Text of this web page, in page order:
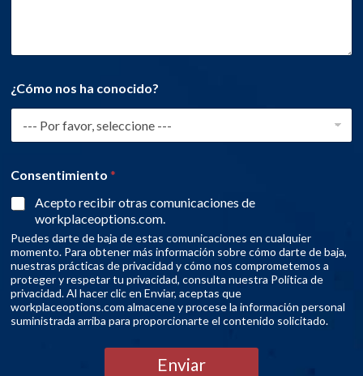
¿Cómo nos ha conocido?
Consentimiento *
Acepto recibir otras comunicaciones de
workplaceoptions.com.
Puedes darte de baja de estas comunicaciones en cualquier
momento. Para obtener más información sobre cómo darte de baja,
nuestras prácticas de privacidad y cómo nos comprometemos a
proteger y respetar tu privacidad, consulta nuestra Política de
privacidad. Al hacer clic en Enviar, aceptas que
workplaceoptions.com almacene y procese la información personal
suministrada arriba para proporcionarte el contenido solicitado.
Enviar